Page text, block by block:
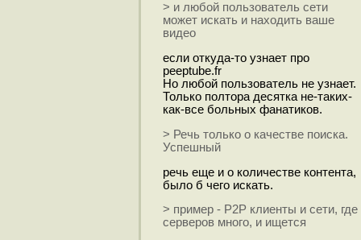
> и любой пользователь сети
может искать и находить ваше
видео
если откуда-то узнает про
peeptube.fr
Но любой пользователь не узнает.
Только полтора десятка не-таких-
как-все больных фанатиков.
> Речь только о качестве поиска.
Успешный
речь еще и о количестве контента,
было б чего искать.
> пример - P2P клиенты и сети, где
серверов много, и ищется